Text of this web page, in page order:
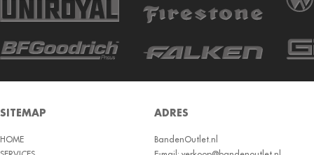
SITEMAP
HOME
ADRES
BandenOutlet.nl